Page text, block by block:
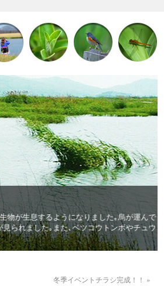
が生息するようになりました｡烏が運んで
れました｡また､ベツコウトンボやチュウ
冬季イベントチラシ完成！！ »